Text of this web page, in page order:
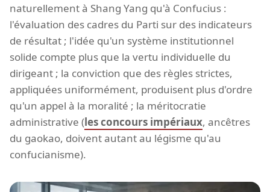
naturellement à Shang Yang qu'à Confucius :
l'évaluation des cadres du Parti sur des indicateurs
de résultat ; l'idée qu'un système institutionnel
solide compte plus que la vertu individuelle du
dirigeant ; la conviction que des règles strictes,
appliquées uniformément, produisent plus d'ordre
qu'un appel à la moralité ; la méritocratie
administrative (les concours impériaux, ancêtres
du gaokao, doivent autant au légisme qu'au
confucianisme).